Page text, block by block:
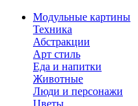
Модульные картины
Техника
Абстракции
Арт стиль
Еда и напитки
Животные
Люди и персонажи
Цветы